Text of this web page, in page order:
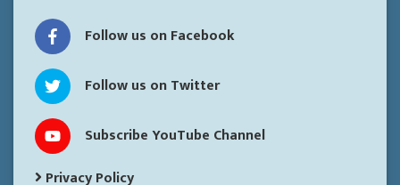
Follow us on Facebook
Follow us on Twitter
Subscribe YouTube Channel
Privacy Policy